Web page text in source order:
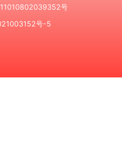
号
号-5